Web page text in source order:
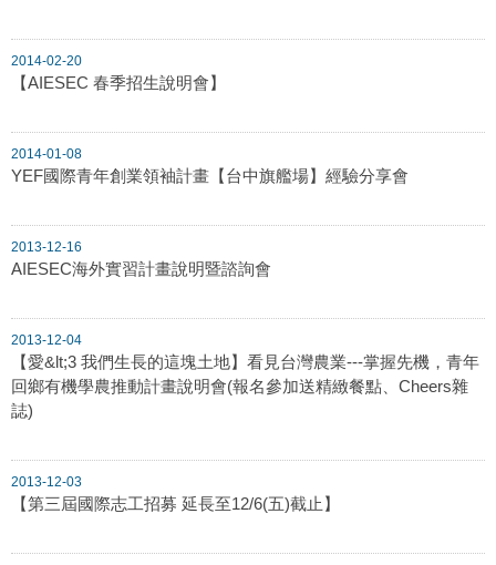
2014-02-20
【AIESEC 春季招生說明會】
2014-01-08
YEF國際青年創業領袖計畫【台中旗艦場】經驗分享會
2013-12-16
AIESEC海外實習計畫說明暨諮詢會
2013-12-04
【愛&lt;3 我們生長的這塊土地】看見台灣農業---掌握先機，青年
回鄉有機學農推動計畫說明會(報名參加送精緻餐點、Cheers雜
誌)
2013-12-03
【第三屆國際志工招募 延長至12/6(五)截止】